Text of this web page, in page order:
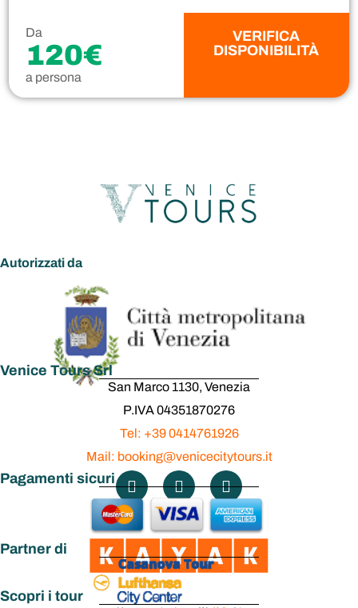
Da
120€
a persona
VERIFICA
DISPONIBILITÀ
Autorizzati da
Venice Tours Srl
San Marco 1130, Venezia
P.IVA 04351870276
Tel: +39 0414761926
Mail: booking@venicecitytours.it
Pagamenti sicuri
Partner di
Scopri i tour